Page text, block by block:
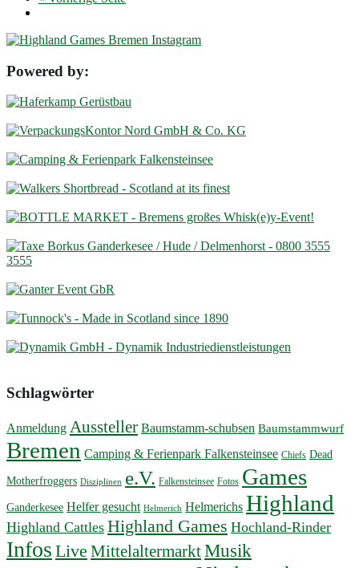
Powered by:
Schlagwörter
Anmeldung Aussteller Baumstamm-schubsen Baumstammwurf
Bremen Camping & Ferienpark Falkensteinsee Chiefs Dead
Motherfroggers Disziplinen e.V. Falkensteinsee Fotos Games
Ganderkesee Helfer gesucht Helmerich Helmerichs Highland
Highland Cattles Highland Games Hochland-Rinder
Infos Live MittelaltermarktMusik